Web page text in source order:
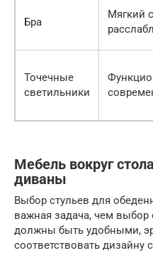
Бра
Мягкий
Точечные
светильники
Мебель вокруг
диваны
Выбор стульев для
важная задача, чем выбор
должны быть удобными,
соответствовать дизайну